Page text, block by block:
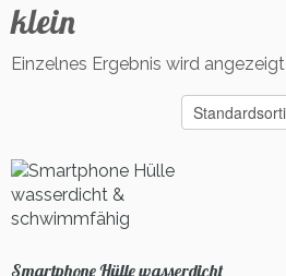
klein
Einzelnes Ergebnis wird angezeigt
Smartphone Hülle wasserdicht